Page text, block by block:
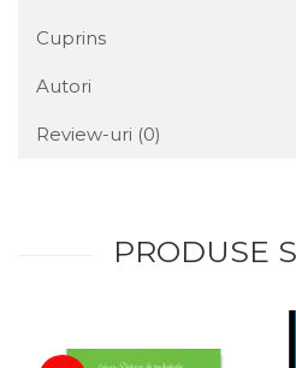
Cuprins
Autori
Review-uri (0)
PRODUSE